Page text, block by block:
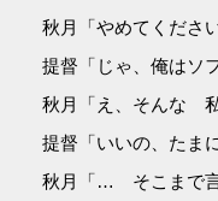
秋月「やめてくださ
提督「じゃ、俺はソ
秋月「え、そんな 私
提督「いいの、たま
秋月「… そこまで言